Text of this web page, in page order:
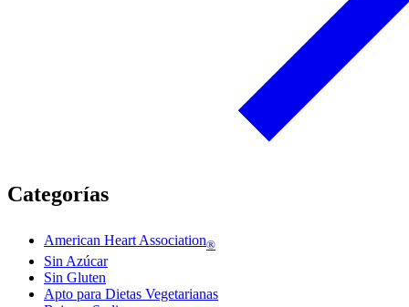
Categorías
American Heart Association®
Sin Azúcar
Sin Gluten
Apto para Dietas Vegetarianas